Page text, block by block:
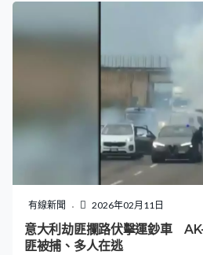
上面對大量中國貨競爭，並要應付
計算方面需加強投資，不能比中美
有線新聞 2026年02月11日
意大利劫匪攔路伏擊運鈔車
匪被捕、多人在逃